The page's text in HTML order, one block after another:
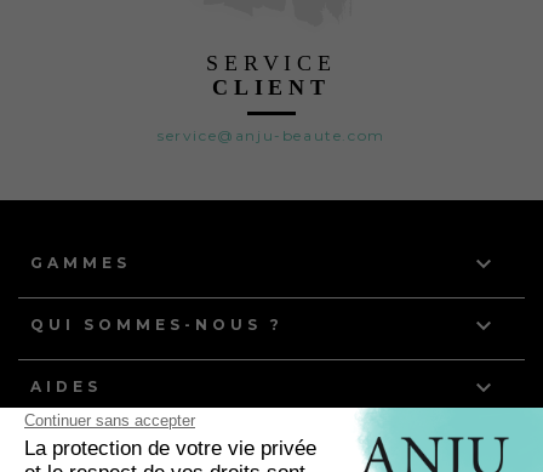
SERVICE
CLIENT
service@anju-beaute.com
GAMMES 
QUI SOMMES-NOUS ? 
AIDES 
NOS DERNIERS ARTICLES